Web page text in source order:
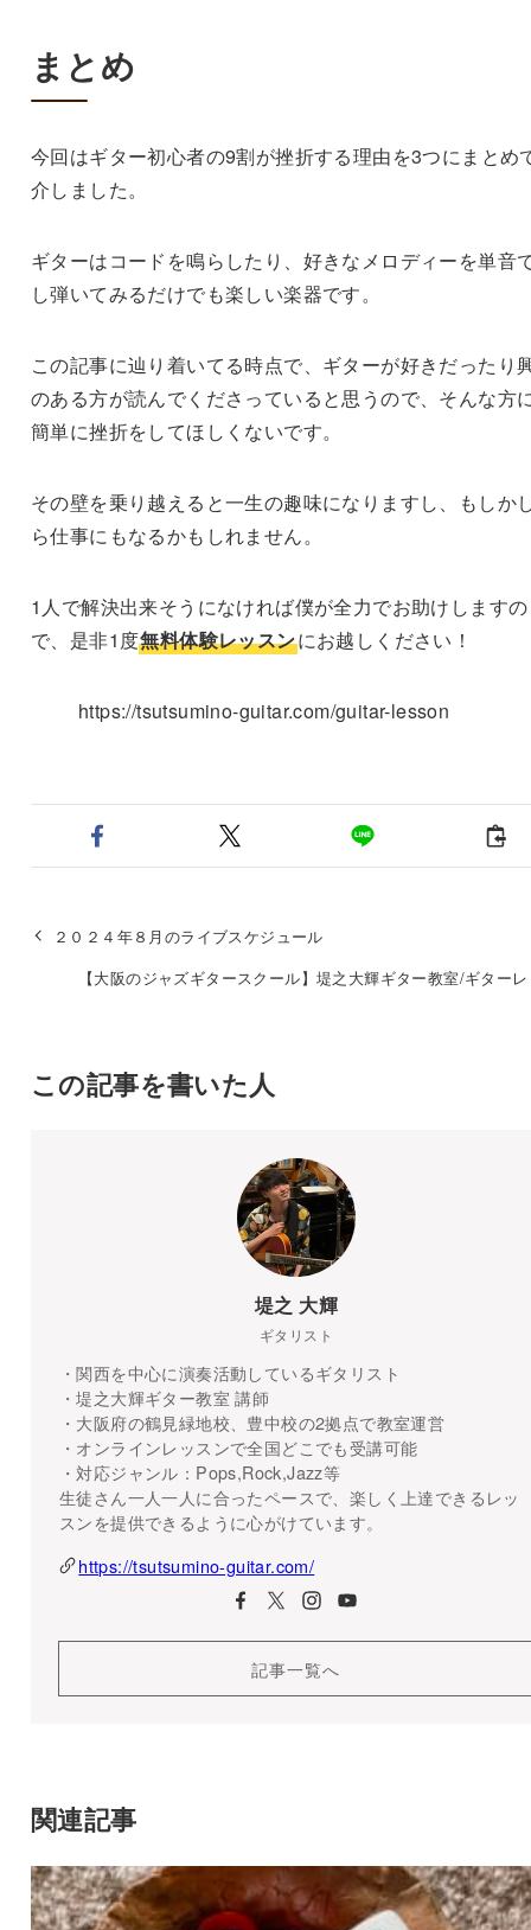
まとめ
今回はギター初心者の9割が挫折する理由を3つにまとめ
介しました。
ギターはコードを鳴らしたり、好きなメロディーを単音
し弾いてみるだけでも楽しい楽器です。
この記事に辿り着いてる時点で、ギターが好きだったり
のある方が読んでくださっていると思うので、そんな方
簡単に挫折をしてほしくないです。
その壁を乗り越えると一生の趣味になりますし、もしか
ら仕事にもなるかもしれません。
1人で解決出来そうになければ僕が全力でお助けしますの
で、是非1度無料体験レッスンにお越しください！
https://tsutsumino-guitar.com/guitar-lesson
２０２４年８月のライブスケジュール
【大阪のジャズギタースクール】堤之大輝ギター教室/ギター
この記事を書いた人
堤之 大輝
ギタリスト
・関西を中心に演奏活動しているギタリスト
・堤之大輝ギター教室 講師
・大阪府の鶴見緑地校、豊中校の2拠点で教室運営
・オンラインレッスンで全国どこでも受講可能
・対応ジャンル：Pops,Rock,Jazz等
生徒さん一人一人に合ったペースで、楽しく上達できるレッ
スンを提供できるように心がけています。
https://tsutsumino-guitar.com/
記事一覧へ
関連記事